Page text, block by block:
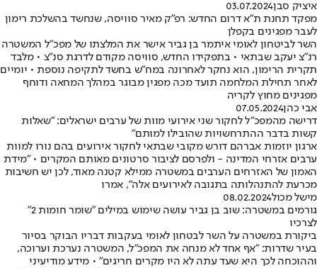
איציק סבן03.07.2024
מפקד תחנת ת"א דרום החדש: רפ"ק מאיר סוויסה, שנחשד בהשלכת רימון
לעבר מפגינים בקפלן
השר לביטחון לאומי איתמר בן גביר אישר את המלצתו של מפכ"ל המשטרה
רנ"צ יעקב שבתאי • בתפקידו החדש, סוויסה מקודם לדרגת סנ"צ • מלבד
תקרית הרימון, הוא נחקר לאחרונה במח"ש בחשד לתקיפה נוספת • יומיים
לאחר תחילת המלחמה תועד מכה מפגין מבוגר במהלך המחאה ודוחף
מפגינים מחוץ לקריה
אבי כהן07.05.2024
דרישה מהמפכ"ל לחקור שני אירועי מוות של ערבים ישראלים: "שאלות
קשות בדבר ההתרחשויות שהובילו למותם"
ארגון יוזמות אברהם דורש מקובי שבתאי לחקור אירועים בהם נורו למוות
ערבים אזרחי המדינה - ולפרסם לציבור סרטונים מאותם המקרים • "מידת
האמון של האזרחים הערבים במשטרה ממילא קטנה מאוד, לכן יש חשיבות
מכרעת להתנהלותה בתגובה לאירועים אלה", אמרו
מישל מכול08.02.2024
גורמים במשטרה: שוב בן גביר עושה שימוש במילים "שומר חומות 2"
לצרכיו
ביקורת במשטרה על השר לבטחון לאומי בעקבות דבריו הבוקר בסיור
בעיר שדרות: "אף אחד לא מנחה את המפכ"ל, המשטרה נערכת וערוכה,
וההוכחה לכך היא שעד עתה לא היו מקרים חריגים" • מידע מודיעיני